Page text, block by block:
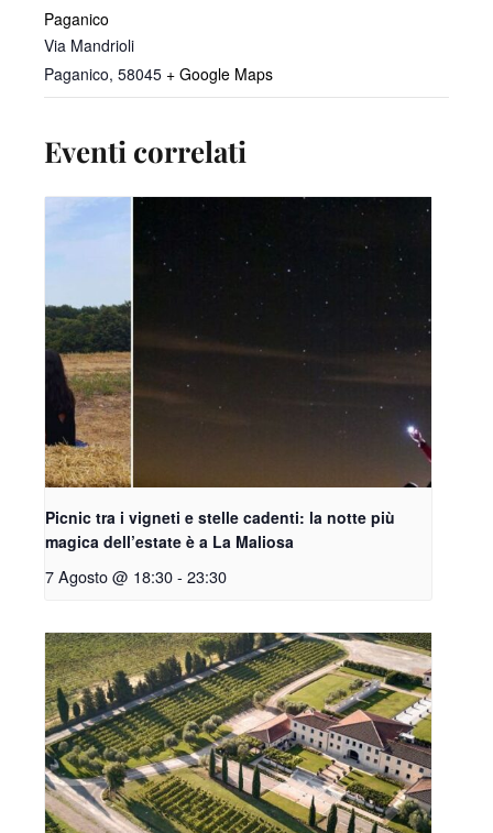
Paganico
Via Mandrioli
Paganico, 58045 + Google Maps
Eventi correlati
Picnic tra i vigneti e stelle cadenti: la notte più
magica dell’estate è a La Maliosa
7 Agosto @ 18:30- 23:30